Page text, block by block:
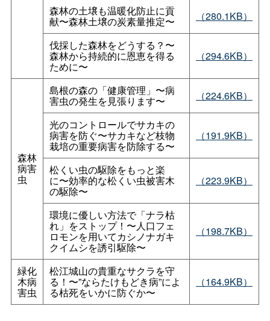
森林の土壌も温暖化防止に貢
献〜森林土壌の炭素量推定〜 （280.1KB）
伐採した森林をどうする？〜
森林から持続的に恩恵を得る
ために〜
（294.6KB）
森林
病害
虫
島根の森の「健康管理」〜病
害虫の発生を見張ります〜 （224.6KB）
光のコントロールでサカキの
病害を防ぐ〜サカキなど枝物
栽培の重要病害を防除する〜
（191.9KB）
松くい虫の駆除をもっと楽
に〜効率的な松くい虫被害木
の駆除〜
（223.9KB）
環境に優しい方法で「ナラ枯
れ」をストップ！〜人口フェ
ロモンを用いてカシノナガキ
クイムシを誘引駆除〜
（198.7KB）
緑化
木病
害虫
松江城山の貴重なサクラを守
る！〜”ならたけもどき病”によ
る枯死をいかに防ぐか〜
（164.9KB）